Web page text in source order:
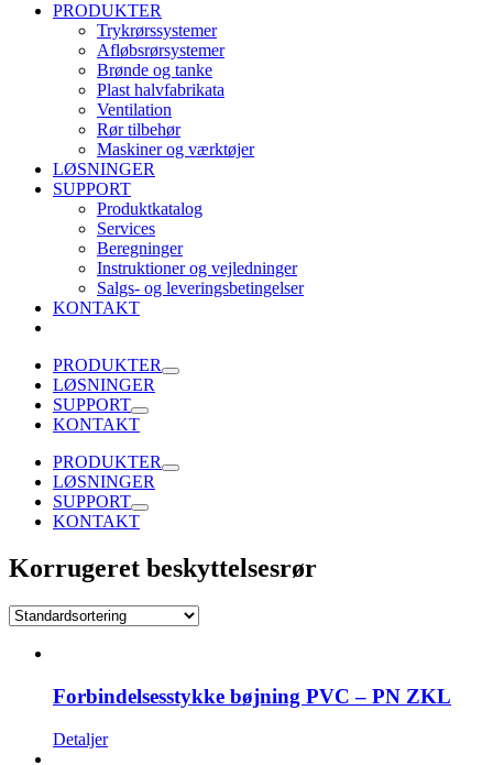
PRODUKTER
Trykrørssystemer
Afløbsrørsystemer
Brønde og tanke
Plast halvfabrikata
Ventilation
Rør tilbehør
Maskiner og værktøjer
LØSNINGER
SUPPORT
Produktkatalog
Services
Beregninger
Instruktioner og vejledninger
Salgs- og leveringsbetingelser
KONTAKT
PRODUKTER
LØSNINGER
SUPPORT
KONTAKT
PRODUKTER
LØSNINGER
SUPPORT
KONTAKT
Korrugeret beskyttelsesrør
Forbindelsesstykke bøjning PVC – PN ZKL
Detaljer